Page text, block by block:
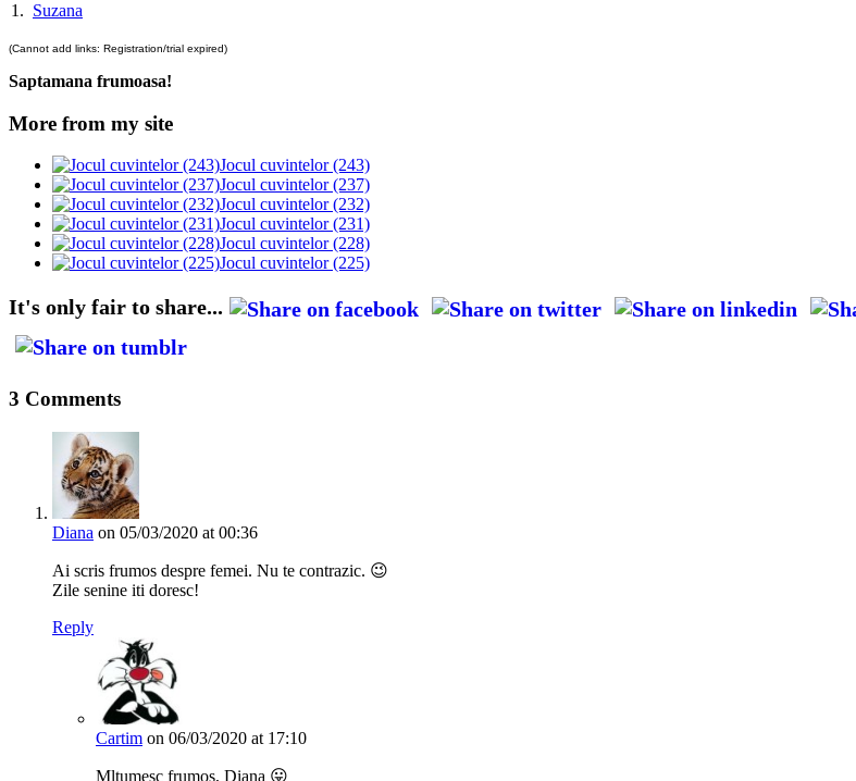
1. Suzana
(Cannot add links: Registration/trial expired)
Saptamana frumoasa!
More from my site
Jocul cuvintelor (243)
Jocul cuvintelor (237)
Jocul cuvintelor (232)
Jocul cuvintelor (231)
Jocul cuvintelor (228)
Jocul cuvintelor (225)
It's only fair to share...
3 Comments
Diana on 05/03/2020 at 00:36
Ai scris frumos despre femei. Nu te contrazic. 😉
Zile senine iti doresc!
Reply
Cartim on 06/03/2020 at 17:10
Mltumesc frumos, Diana 😛